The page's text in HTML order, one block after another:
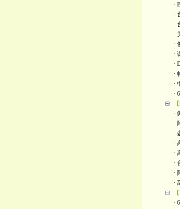
·
·
·
·
·
·
·
·
·
·
·
·
·
·
·
·
·
·
·